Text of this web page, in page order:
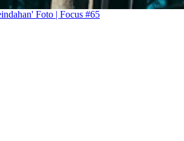
Foto | Focus #65